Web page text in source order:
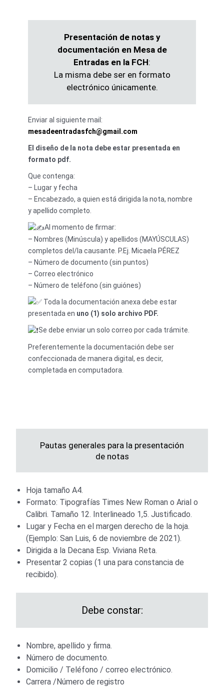
Presentación de notas y
documentación en Mesa de
Entradas en la FCH:
La misma debe ser en formato
electrónico únicamente.
Enviar al siguiente mail:
mesadeentradasfch@gmail.com
El diseño de la nota debe estar presentada en
formato pdf.
Que contenga:
– Lugar y fecha
– Encabezado, a quien está dirigida la nota, nombre
y apellido completo.
Al momento de firmar:
– Nombres (Minúscula) y apellidos (MAYÚSCULAS)
completos del/la causante. P.Ej. Micaela PÉREZ
– Número de documento (sin puntos)
– Correo electrónico
– Número de teléfono (sin guiónes)
Toda la documentación anexa debe estar
presentada en uno (1) solo archivo PDF.
Se debe enviar un solo correo por cada trámite.
Preferentemente la documentación debe ser
confeccionada de manera digital, es decir,
completada en computadora.
Pautas generales para la presentación
de notas
Hoja tamaño A4.
Formato: Tipografías Times New Roman o Arial o
Calibri. Tamaño 12. Interlineado 1,5. Justificado.
Lugar y Fecha en el margen derecho de la hoja.
(Ejemplo: San Luis, 6 de noviembre de 2021).
Dirigida a la Decana Esp. Viviana Reta.
Presentar 2 copias (1 una para constancia de
recibido).
Debe constar:
Nombre, apellido y firma.
Número de documento.
Domicilio / Teléfono / correo electrónico.
Carrera /Número de registro